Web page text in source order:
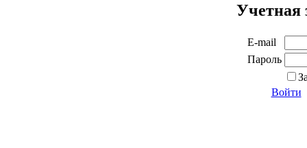
Учетная
E-mail
Пароль
Войти